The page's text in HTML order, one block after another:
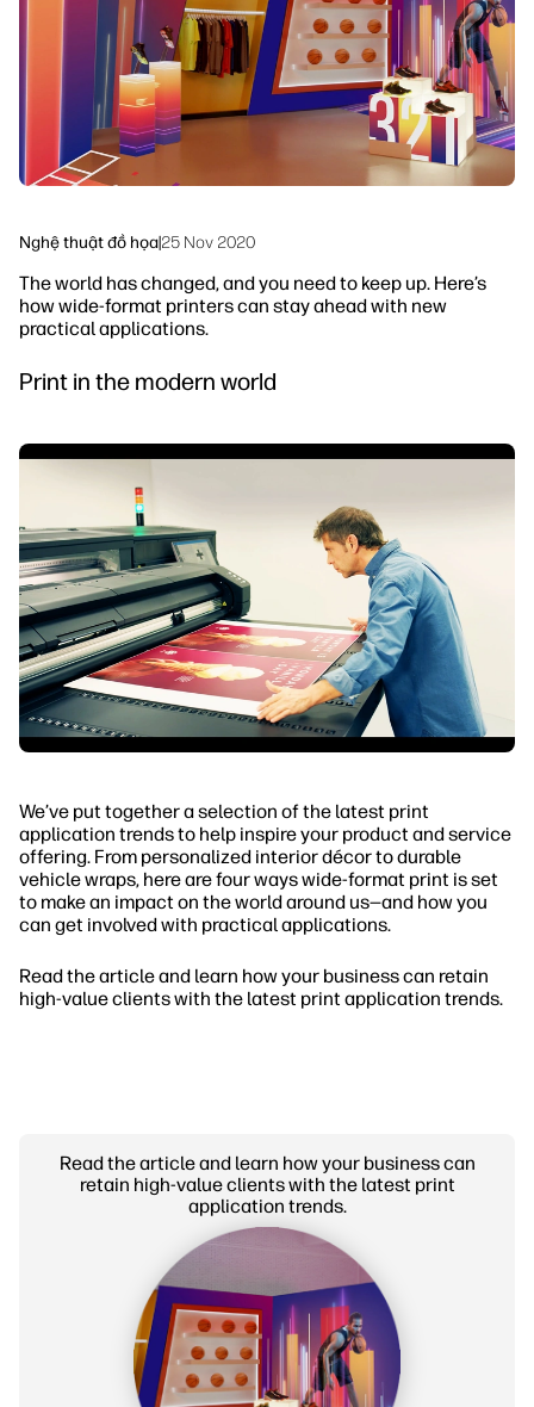
Nghệ thuật đồ họa|25 Nov 2020
The world has changed, and you need to keep up. Here’s
how wide-format printers can stay ahead with new
practical applications.
Print in the modern world
We’ve put together a selection of the latest print
application trends to help inspire your product and service
offering. From personalized interior décor to durable
vehicle wraps, here are four ways wide-format print is set
to make an impact on the world around us—and how you
can get involved with practical applications.
Read the article and learn how your business can retain
high-value clients with the latest print application trends.
Read the article and learn how your business can
retain high-value clients with the latest print
application trends.